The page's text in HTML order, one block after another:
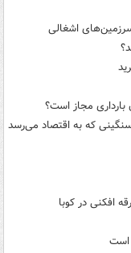
اشغالی
بارداری مجاز است؟
که به اقتصاد می‌رسد
افکنی در کوبا
است